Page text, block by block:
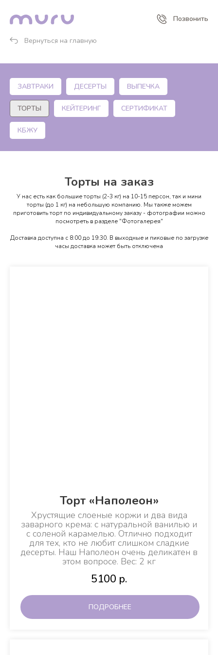
Вернуться на главную
Позвонить
ЗАВТРАКИ ДЕСЕРТЫ ВЫПЕЧКА
ТОРТЫ КЕЙТЕРИНГ СЕРТИФИКАТ
КБЖУ
Торты на заказ
У нас есть как большие торты (2-3 кг) на 10-15 персон, так и мини
торты (до 1 кг) на небольшую компанию. Мы также можем
приготовить торт по индивидуальному заказу - фотографии можно
посмотреть в разделе "Фотогалерея"
Доставка доступна с 8:00 до 19:30. В выходные и пиковые по загрузке
часы доставка может быть отключена
Торт «Наполеон»
Хрустящие слоеные коржи и два вида
заварного крема: с натуральной ванилью и
с соленой карамелью. Отлично подходит
для тех, кто не любит слишком сладкие
десерты. Наш Наполеон очень деликатен в
этом вопросе. Вес: 2 кг
5100 р.
ПОДРОБНЕЕ